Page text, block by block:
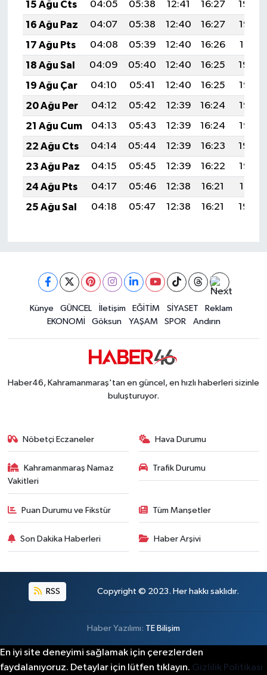
15 Ağu Cts
04:05 05:38 12:41 16:27
19:34
16 Ağu Paz
04:07 05:38 12:40 16:27
19:32
17 Ağu Pts
04:08 05:39 12:40 16:26
19:31
18 Ağu Sal
04:09 05:40 12:40 16:25
19:30
19 Ağu Çar
04:10 05:41 12:40 16:25
19:28
20 Ağu Per
04:12 05:42 12:39 16:24
19:27
21 Ağu Cum
04:13 05:43 12:39 16:24
19:26
22 Ağu Cts
04:14 05:44 12:39 16:23
19:24
23 Ağu Paz
04:15 05:45 12:39 16:22
19:23
24 Ağu Pts
04:17 05:46 12:38 16:21
19:21
25 Ağu Sal
04:18 05:47 12:38 16:21 19:20
Künye GÜNCEL İletişim EĞİTİM SİYASET
Reklam
EKONOMİ
Göksun YAŞAM SPOR Andırın
Haber46, Kahramanmaraş'tan en güncel, en hızlı haberleri sizinle
buluşturuyor.
Nöbetçi Eczaneler Hava Durumu
Kahramanmaraş Namaz
Vakitleri
Trafik Durumu
Puan Durumu ve Fikstür Tüm Manşetler
Son Dakika Haberleri Haber Arşivi
RSS Copyright © 2023. Her hakkı saklıdır.
Haber Yazılımı: TE Bilişim
En iyi site deneyimi sağlamak için çerezlerden
faydalanıyoruz. Detaylar için lütfen tıklayın. Gizlilik Politikası
BİLİM VE TEKNOLOJİ
YARIŞMALAR
TANITIM
HABERDE İNSAN